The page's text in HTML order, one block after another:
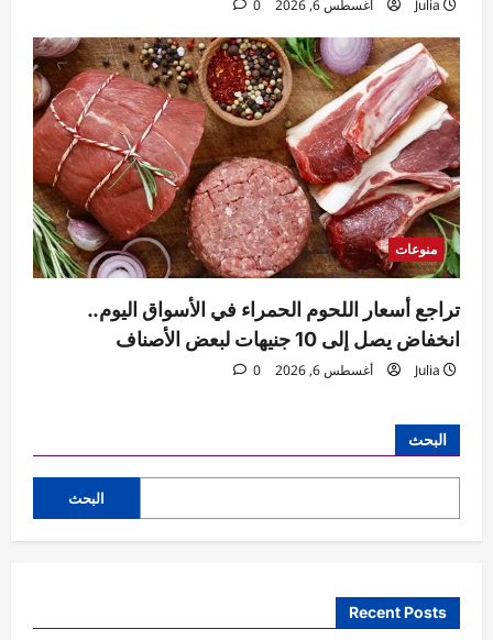
Julia أغسطس 6, 2026 0
منوعات
تراجع أسعار اللحوم الحمراء في الأسواق اليوم..
انخفاض يصل إلى 10 جنيهات لبعض الأصناف
Julia أغسطس 6, 2026 0
البحث
البحث
Recent Posts